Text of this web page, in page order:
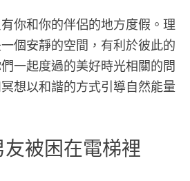
你和你的伴侶的地方度假。理
個安靜的空間，有利於彼此的
一起度過的美好時光相關的問
想以和諧的方式引導自然能量
被困在電梯裡